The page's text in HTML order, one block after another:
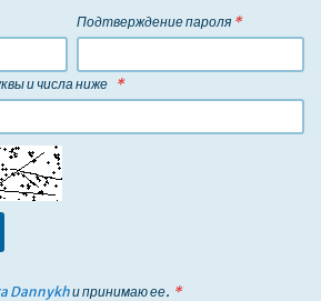
Подтверждение пароля *
и числа ниже
Dannykhи принимаю ее.